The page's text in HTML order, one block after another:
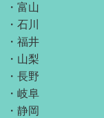
・ 富山
・ 石川
・ 福井
・ 山梨
・ 長野
・ 岐阜
・ 静岡